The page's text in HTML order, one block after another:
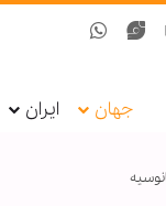
جهان ایران